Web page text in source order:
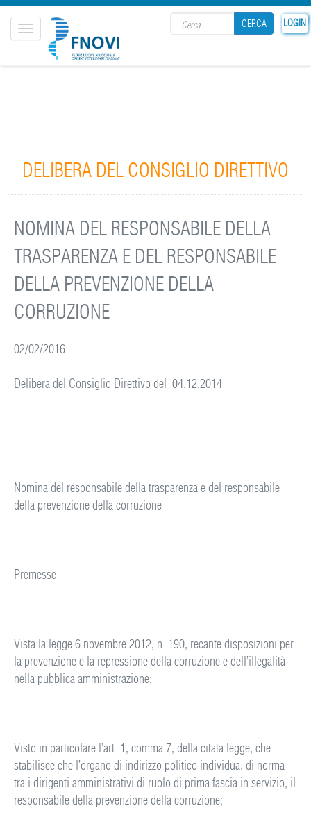
LOGIN
CERCA
Toggle
navigation
DELIBERA DEL CONSIGLIO DIRETTIVO
NOMINA DEL RESPONSABILE DELLA
TRASPARENZA E DEL RESPONSABILE
DELLA PREVENZIONE DELLA
CORRUZIONE
02/02/2016
Delibera del Consiglio Direttivo del 04.12.2014
Nomina del responsabile della trasparenza e del responsabile
della prevenzione della corruzione
Premesse
Vista la legge 6 novembre 2012, n. 190, recante disposizioni per
la prevenzione e la repressione della corruzione e dell’illegalità
nella pubblica amministrazione;
Visto in particolare l’art. 1, comma 7, della citata legge, che
stabilisce che l’organo di indirizzo politico individua, di norma
tra i dirigenti amministrativi di ruolo di prima fascia in servizio, il
responsabile della prevenzione della corruzione;